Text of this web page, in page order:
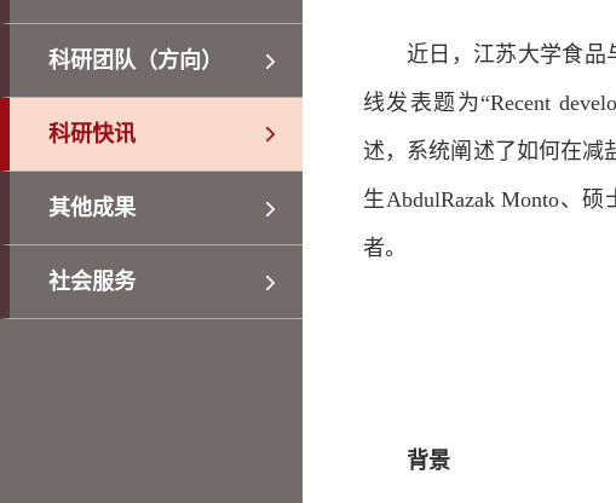
科研团队（方向）
科研快讯
其他成果
社会服务
近日，江苏大学食品
线发表题为“Recent
述，系统阐述了如何在减
生AbdulRazak Monto、
者。
背景